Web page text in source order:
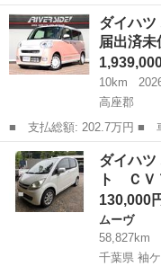
名： ダイハツ ■ 車種名
イトスペシャル 後期型
ローフォグ ...
神奈川 横浜市 ミラジ
ダイハ
届出済
10km
高座郡
■ 支払総額: 202.7万円 ■ 車両本体価格： 1,939,000 円 ■ メーカ
ー名： ダイハツ ■ 車種
名： ストライプスＧ 届出
ーディオ全方...
神奈川 高座郡 ダイハ
ダイハ
ト Ｃ
130,000
ムーヴ
58,827km
千葉県 袖